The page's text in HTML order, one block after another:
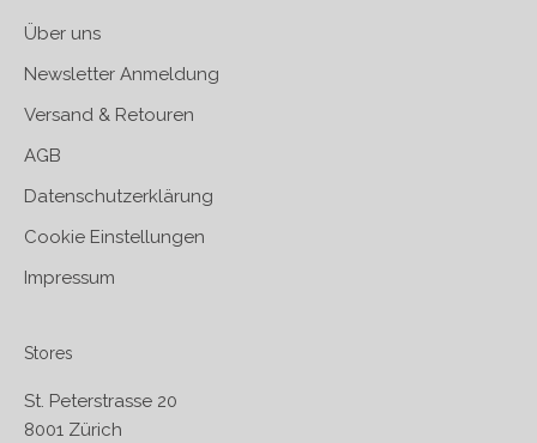
Über uns
Newsletter Anmeldung
Versand & Retouren
AGB
Datenschutzerklärung
Cookie Einstellungen
Impressum
Stores
St. Peterstrasse 20
8001 Zürich